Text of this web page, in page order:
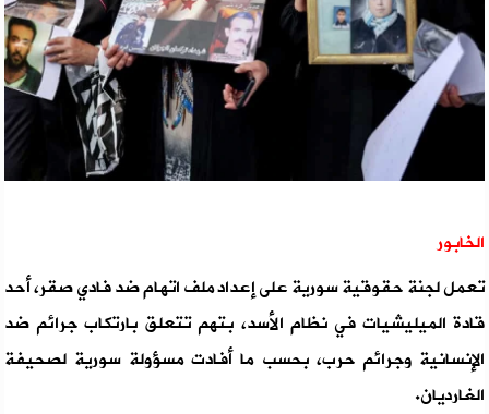
الخابور
تعمل لجنة حقوقية سورية على إعداد ملف اتهام ضد فادي صقر، أحد
قادة الميليشيات في نظام الأسد، بتهم تتعلق بارتكاب جرائم ضد
الإنسانية وجرائم حرب، بحسب ما أفادت مسؤولة سورية لصحيفة
الغارديان.